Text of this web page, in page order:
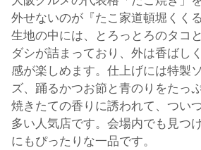
外せないのが『たこ家道頓堀くく
生地の中には、とろっとろのタコ
ダシが詰まっており、外は香ばし
感が楽しめます。仕上げには特製
ズ、踊るかつお節と青のりをたっ
焼きたての香りに誘われて、つい
多い人気店です。会場内でも見つ
にもぴったりな一品です。